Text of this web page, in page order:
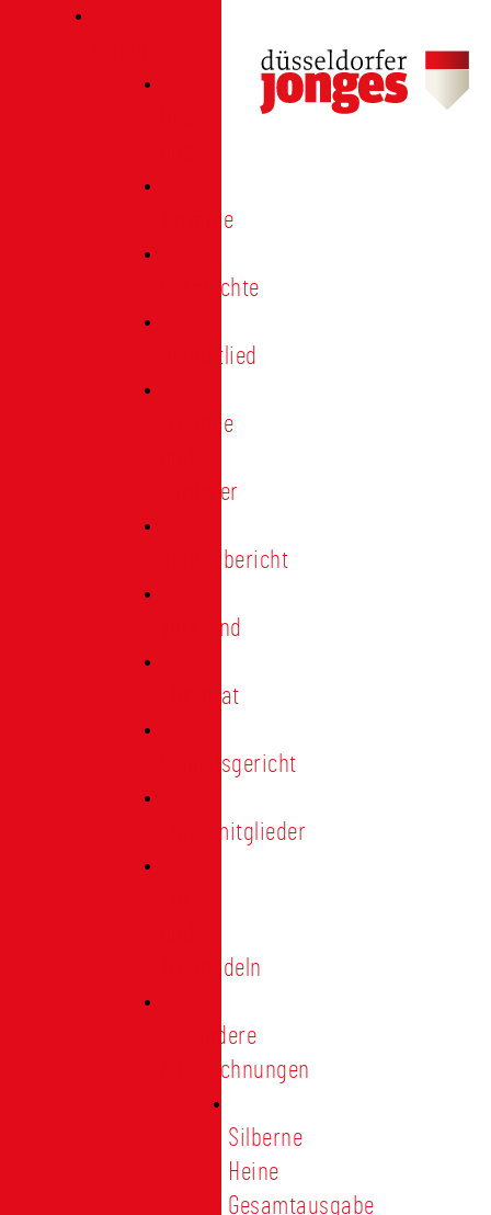
Termine
Geschichte
Heimatlied
Freunde
Förderer
Jahresbericht
Vorstand
Ehrenrat
Schiedsgericht
Ehrenmitglieder
Treunadeln
Besondere
Auszeichnungen
Silberne
Heine
Gesamtausgabe